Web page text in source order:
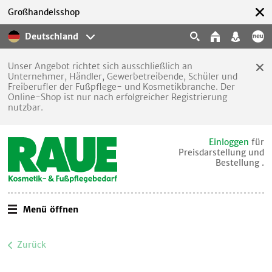
Deutschland
Großhandelsshop
Unser Angebot richtet sich ausschließlich an
Unternehmer, Händler, Gewerbetreibende, Schüler und
Freiberufler der Fußpflege- und Kosmetikbranche. Der
Online-Shop ist nur nach erfolgreicher Registrierung
nutzbar.
Einloggen für
Preisdarstellung und
Bestellung .
Menü öffnen
Zurück